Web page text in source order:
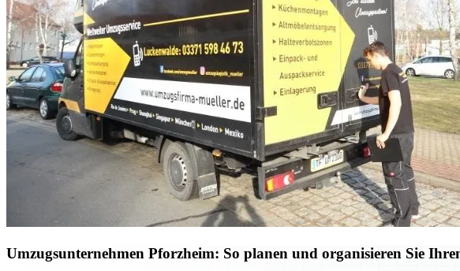
Umzugsunternehmen Pforzheim: So planen und organisieren Sie